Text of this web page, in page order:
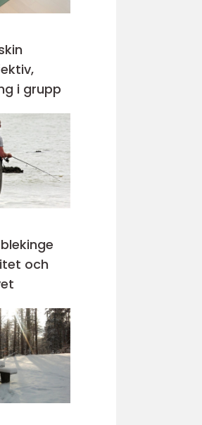
i grupp
och